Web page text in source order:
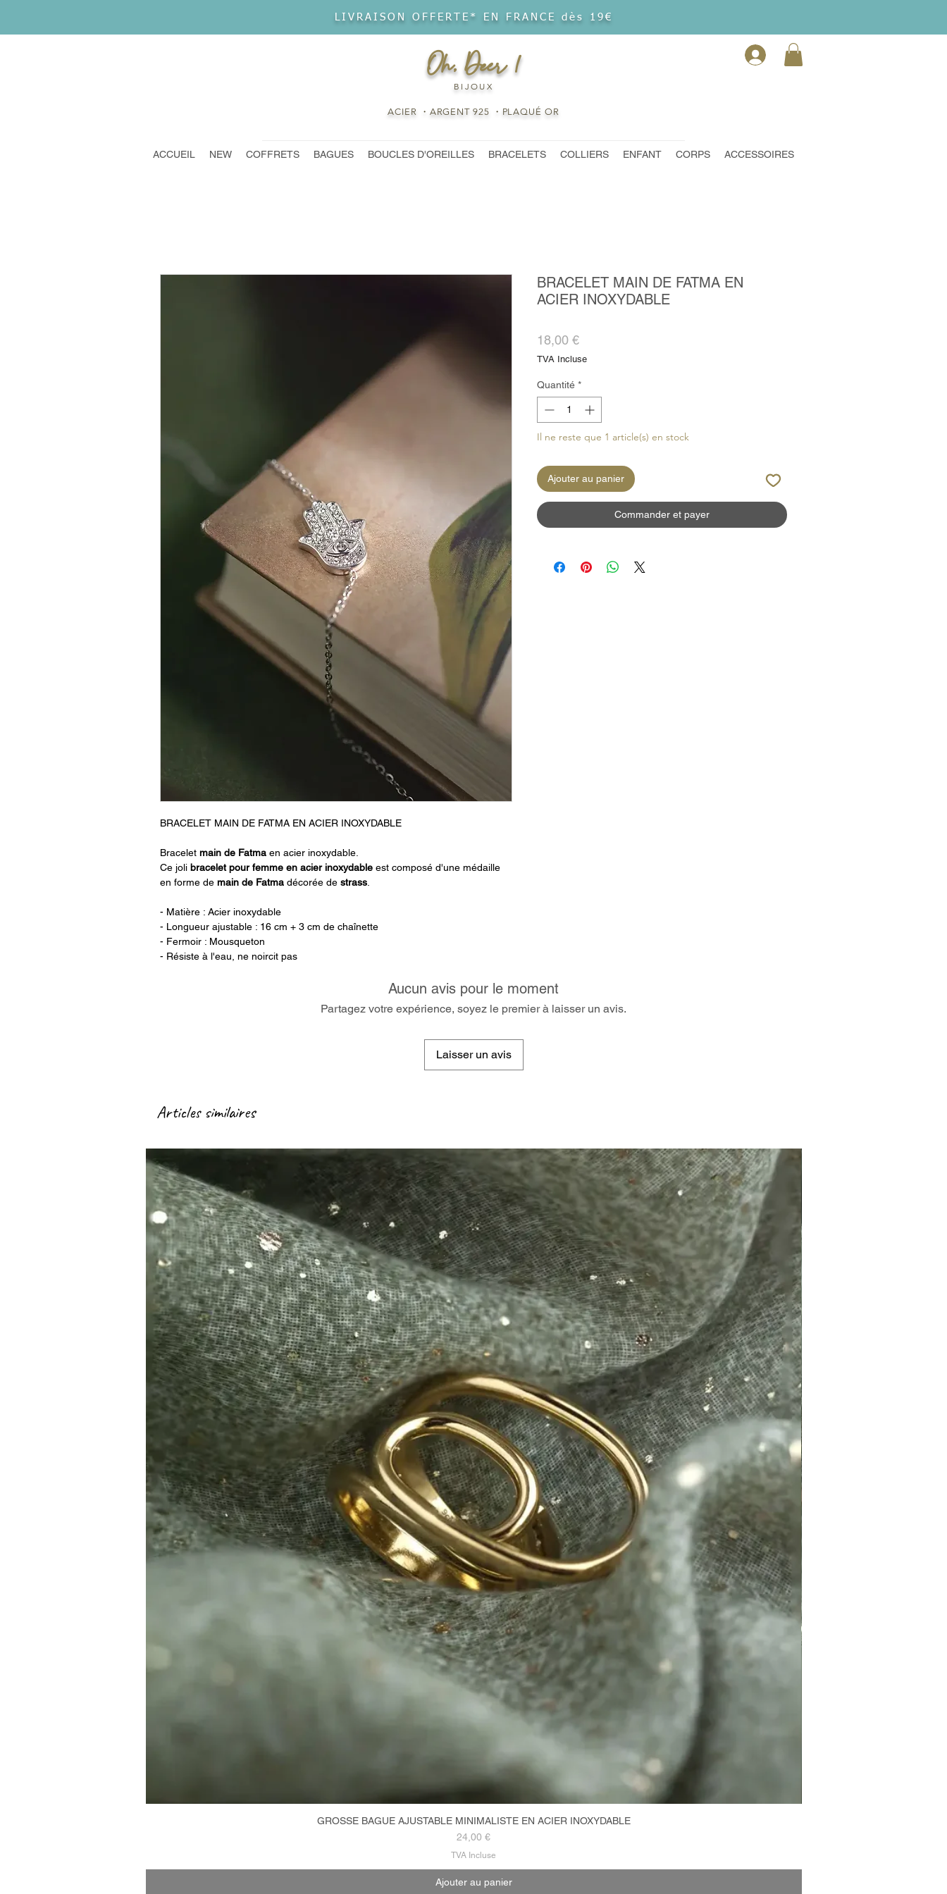
LIVRAISON OFFERTE* EN FRANCE dès 19€
Oh, Deer !
BIJOUX
ACIER ・ARGENT 925 ・PLAQUÉ OR
ACCUEIL NEW COFFRETS BAGUES BOUCLES D'OREILLES BRACELETS COLLIERS ENFANT CORPS ACCESSOIRES
BRACELET MAIN DE FATMA EN ACIER INOXYDABLE
Bracelet main de Fatma en acier inoxydable.
Ce joli bracelet pour femme en acier inoxydable est composé d'une médaille
en forme de main de Fatma décorée de strass
- Matière : Acier inoxydable
- Longueur ajustable : 16 cm + 3 cm de chaînette
- Fermoir : Mousqueton
- Résiste à l'eau, ne noircit pas
BRACELET MAIN DE FATMA EN
ACIER INOXYDABLE
18,00 €Prix
TVA Incluse
Quantité *
Il ne reste que 1 article(s) en stock
Ajouter au panier
Commander et payer
Aucun avis pour le moment
Partagez votre expérience, soyez le premier à laisser un avis.
Laisser un avis
Articles similaires
Aperçu rapide
GROSSE BAGUE AJUSTABLE MINIMALISTE EN ACIER INOXYDABLE
Prix
24,00 €
TVA Incluse
Ajouter au panier